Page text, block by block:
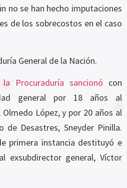
no se han hecho imputaciones
de los sobrecostos en el caso
General de la Nación.
Procuraduría sancionó con
general por 18 años al
López, y por 20 años al
de Desastres, Sneyder Pinilla.
primera instancia destituyó e
exsubdirector general, Víctor